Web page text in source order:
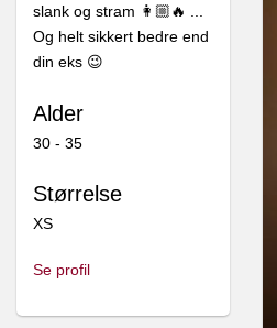
slank og stram 👩🏼🔥 ...
Og helt sikkert bedre end
din eks 😉
Alder
30 - 35
Størrelse
XS
Se profil